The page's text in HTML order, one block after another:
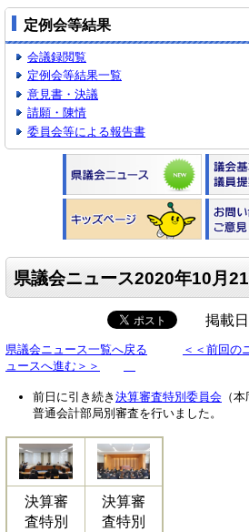
定例会等結果
会議録閲覧
定例会等結果一覧
意見書・決議
請願・陳情
委員会等による報告書
県議会ニュース2020年10月21
掲載日
県議会ニュース一覧へ戻る ＜＜前回の
ュースへ進む＞＞
前日に引き続き 決算審査特別委員会 （
普通会計部局別審査を行いました。
決算審
査特別
決算審
査特別